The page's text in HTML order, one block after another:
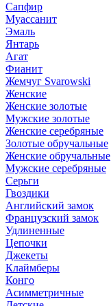
Сапфир
Муассанит
Эмаль
Янтарь
Агат
Фианит
Жемчуг Svarowski
Женские
Женские золотые
Мужские золотые
Женские серебряные
Золотые обручальные
Женские обручальные
Мужские серебряные
Серьги
Гвоздики
Английский замок
Французский замок
Удлиненные
Цепочки
Джекеты
Клаймберы
Конго
Асимметричные